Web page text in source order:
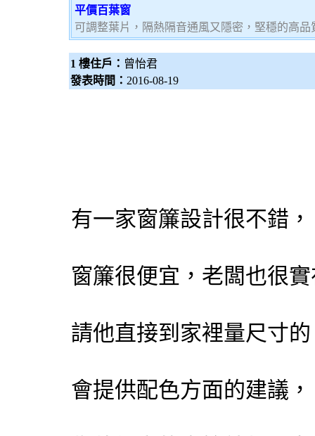
平價百葉窗
可調整葉片，隔熱隔音通風又隱密，堅穩的高
1 樓住戶： 曾怡君
發表時間： 2016-08-19
有一家窗簾設計很不錯，
窗簾很便宜，老闆也很
請他直接到家裡量尺寸的
會提供配色方面的建議